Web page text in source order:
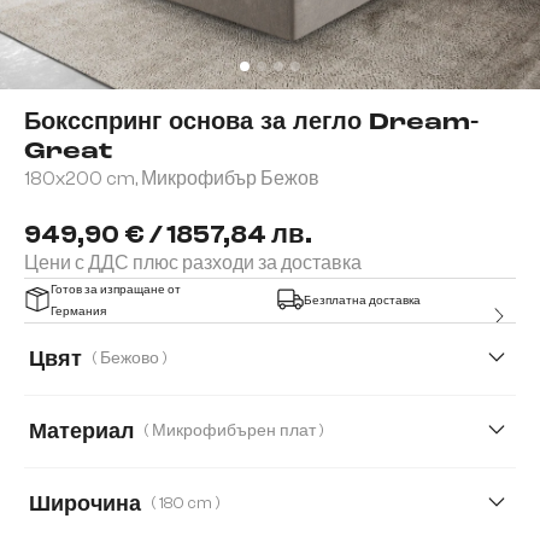
Боксспринг основа за легло Dream-
Great
180x200 cm, Микрофибър Бежов
949,90 € / 1857,84 лв.
Цени с ДДС плюс разходи за доставка
Готов за изпращане от
Германия
Безплатна доставка
Цвят ( Бежово )
Материал ( Микрофибърен плат )
Широчина ( 180 cm )